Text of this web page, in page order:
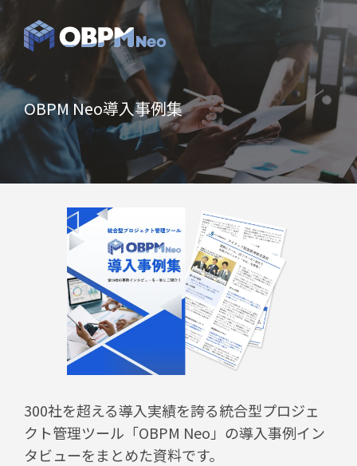
OBPM Neo導入事例集
300社を超える導入実績を誇る統合型プロジェ
クト管理ツール「OBPM Neo」の導入事例イン
タビューをまとめた資料です。